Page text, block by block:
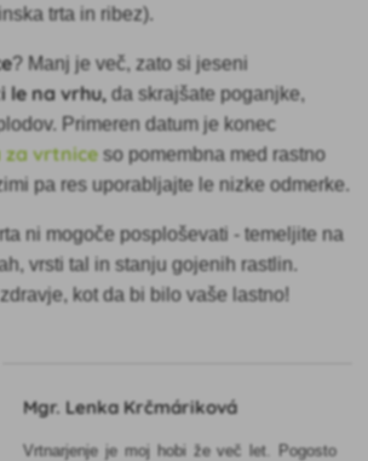
trta in ribez).
? Manj je več, zato si jeseni
le na vrhu, da skrajšate poganjke,
Primeren datum je konec
za vrtnice so pomembna med rastno
pa res uporabljajte le nizke odmerke.
ni mogoče posploševati - temeljite na
vrsti tal in stanju gojenih rastlin.
kot da bi bilo vaše lastno!
Mgr. Lenka Krčmáriková
Vrtnarjenje je moj hobi že več let. Pogosto